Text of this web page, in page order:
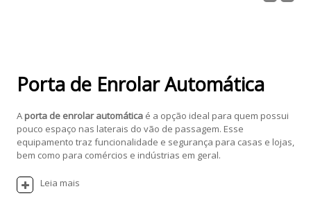
Porta de Enrolar Automática
A porta de enrolar automáticaé a opção ideal para quem possui
pouco espaço nas laterais do vão de passagem. Esse
equipamento traz funcionalidade e segurança para casas e lojas,
bem como para comércios e indústrias em geral.
Leia mais